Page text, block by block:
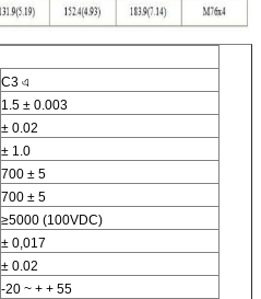
C3 এ
1.5 ± 0.003
± 0.02
± 1.0
700 ± 5
700 ± 5
≥5000 (100VDC)
± 0,017
± 0.02
-20 ~ + + 55